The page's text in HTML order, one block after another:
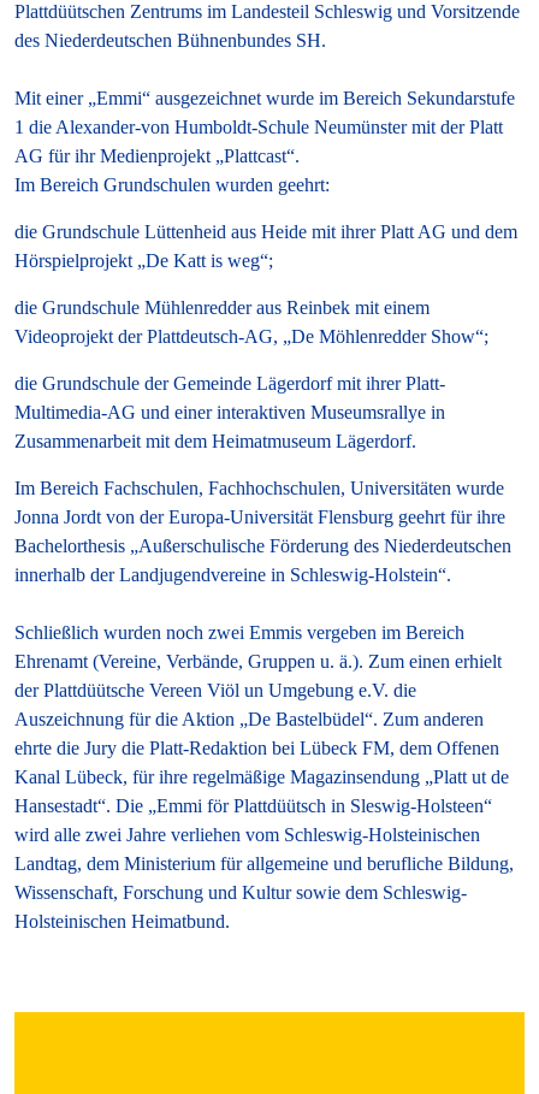
Plattdüütschen Zentrums im Landesteil Schleswig und Vorsitzende
des Niederdeutschen Bühnenbundes SH.
Mit einer „Emmi“ ausgezeichnet wurde im Bereich Sekundarstufe
1 die Alexander-von Humboldt-Schule Neumünster mit der Platt
AG für ihr Medienprojekt „Plattcast“.
Im Bereich Grundschulen wurden geehrt:
die Grundschule Lüttenheid aus Heide mit ihrer Platt AG und dem
Hörspielprojekt „De Katt is weg“;
die Grundschule Mühlenredder aus Reinbek mit einem
Videoprojekt der Plattdeutsch-AG, „De Möhlenredder Show“;
die Grundschule der Gemeinde Lägerdorf mit ihrer Platt-
Multimedia-AG und einer interaktiven Museumsrallye in
Zusammenarbeit mit dem Heimatmuseum Lägerdorf.
Im Bereich Fachschulen, Fachhochschulen, Universitäten wurde
Jonna Jordt von der Europa-Universität Flensburg geehrt für ihre
Bachelorthesis „Außerschulische Förderung des Niederdeutschen
innerhalb der Landjugendvereine in Schleswig-Holstein“.
Schließlich wurden noch zwei Emmis vergeben im Bereich
Ehrenamt (Vereine, Verbände, Gruppen u. ä.). Zum einen erhielt
der Plattdüütsche Vereen Viöl un Umgebung e.V. die
Auszeichnung für die Aktion „De Bastelbüdel“. Zum anderen
ehrte die Jury die Platt-Redaktion bei Lübeck FM, dem Offenen
Kanal Lübeck, für ihre regelmäßige Magazinsendung „Platt ut de
Hansestadt“. Die „Emmi för Plattdüütsch in Sleswig-Holsteen“
wird alle zwei Jahre verliehen vom Schleswig-Holsteinischen
Landtag, dem Ministerium für allgemeine und berufliche Bildung,
Wissenschaft, Forschung und Kultur sowie dem Schleswig-
Holsteinischen Heimatbund.